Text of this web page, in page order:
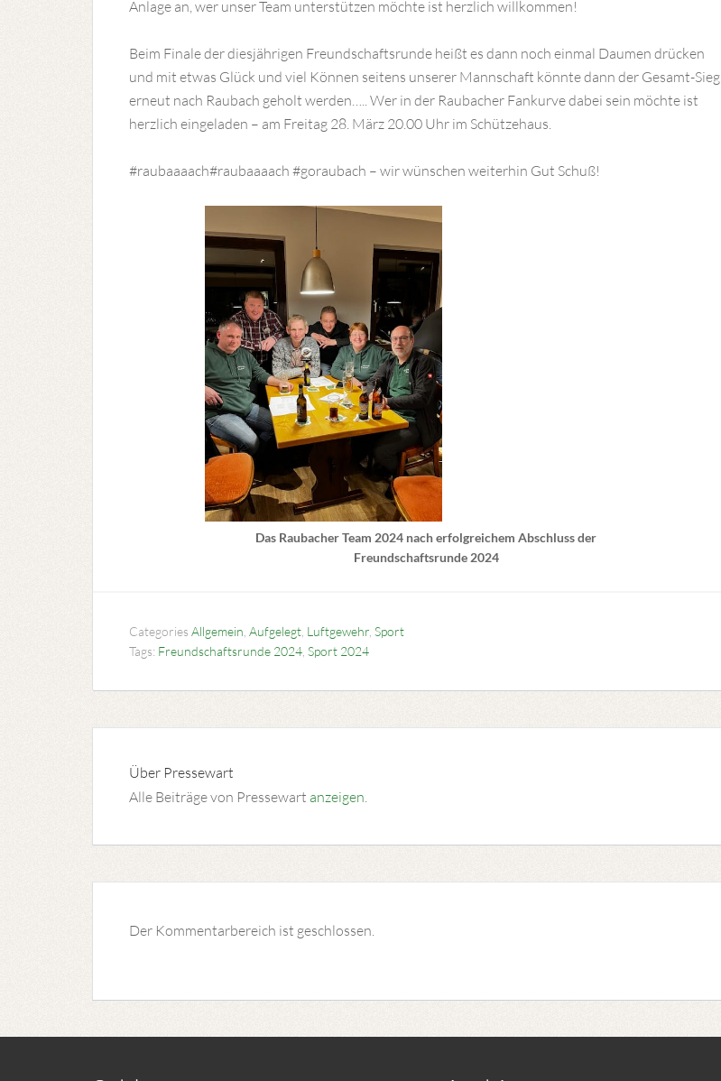
Anlage an, wer unser Team unterstützen möchte ist herzlich willkommen!
Beim Finale der diesjährigen Freundschaftsrunde heißt es dann noch einmal Daumen drücken
und mit etwas Glück und viel Können seitens unserer Mannschaft könnte dann der Gesamt-Sieg
erneut nach Raubach geholt werden….. Wer in der Raubacher Fankurve dabei sein möchte ist
herzlich eingeladen – am Freitag 28. März 20.00 Uhr im Schützehaus.
#raubaaaach#raubaaaach #goraubach – wir wünschen weiterhin Gut Schuß!
Das Raubacher Team 2024 nach erfolgreichem Abschluss der
Freundschaftsrunde 2024
Categories Allgemein Aufgelegt Luftgewehr Sport
Tags: Freundschaftsrunde 2024 Sport 2024
Über Pressewart
Alle Beiträge von Pressewart anzeigen.
Der Kommentarbereich ist geschlossen.